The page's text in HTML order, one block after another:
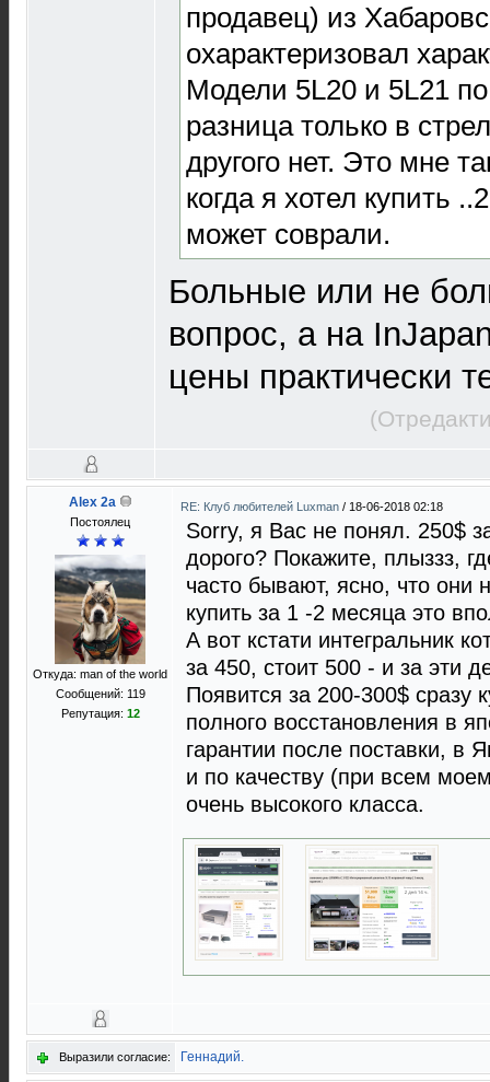
продавец) из
охарактеризовал
Модели 5L20 и 5L21
разница только в
другого нет. Это мне
когда я хотел купить
может соврали.
Больные или не
вопрос, а на
цены практически
Alex 2a
Постоялец
Откуда: man of the world
Сообщений: 119
Репутация: 12
RE: Клуб любителей Luxman / 18-06-2018 02:18
Sorry, я Вас не понял. 250$
дорого? Покажите, плыззз,
часто бывают, ясно, что они
купить за 1 -2 месяца это
А вот кстати интегральник
за 450, стоит 500 - и за эти
Появится за 200-300$ сразу
полного восстановления в
гарантии после поставки, в
и по качеству (при всем
очень высокого класса.
Выразили согласие: Геннадий.